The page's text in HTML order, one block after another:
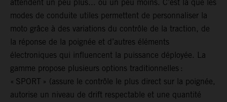
attendent un peu plus... ou un peu moins. C’est là que les
modes de conduite utiles permettent de personnaliser la
moto grâce à des variations du contrôle de la traction, de
la réponse de la poignée et d’autres éléments
électroniques qui influencent la puissance déployée. La
gamme propose plusieurs options traditionnelles :
« SPORT » (assure le contrôle le plus direct sur la poignée,
autorise un niveau de drift respectable et une quantité